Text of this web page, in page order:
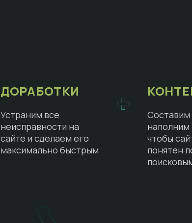
ДОРАБОТКИ
Устраним все
неисправности на
сайте и сделаем его
максимально быстрым
Составим
наполним
чтобы
понятен